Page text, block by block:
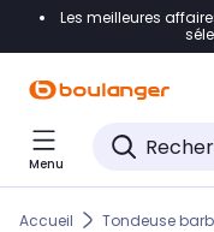
Accéder
Accéder
Accéder
Les meilleures
Menu
Accueil Tondeuse